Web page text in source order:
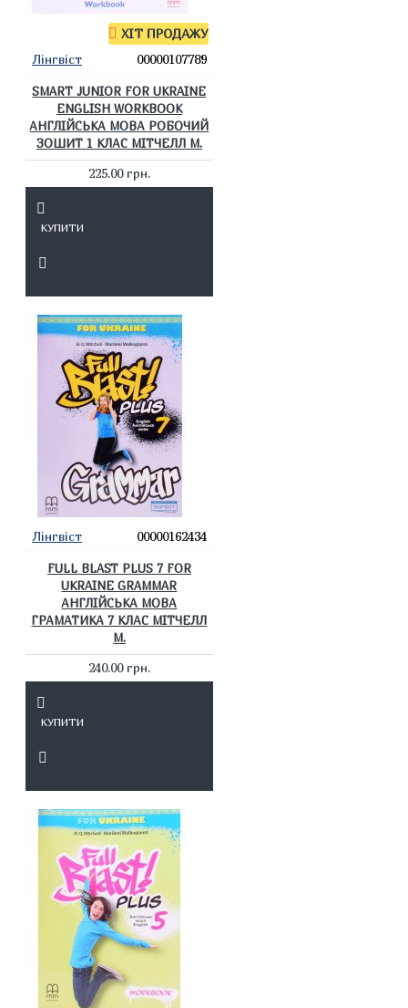
ХІТ ПРОДАЖУ
Лінгвіст
00000107789
SMART JUNIOR FOR UKRAINE
ENGLISH WORKBOOK
АНГЛІЙСЬКА МОВА РОБОЧИЙ
ЗОШИТ 1 КЛАС МІТЧЕЛЛ М.
225.00 грн.
КУПИТИ
Лінгвіст 00000162434
FULL BLAST PLUS 7 FOR
UKRAINE GRAMMAR
АНГЛІЙСЬКА МОВА
ГРАМАТИКА 7 КЛАС МІТЧЕЛЛ
М.
240.00 грн.
КУПИТИ